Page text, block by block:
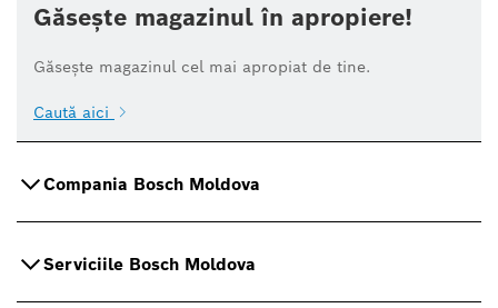
Găsește magazinul în apropiere!
Găsește magazinul cel mai apropiat de tine.
Caută aici
Compania Bosch Moldova
Serviciile Bosch Moldova